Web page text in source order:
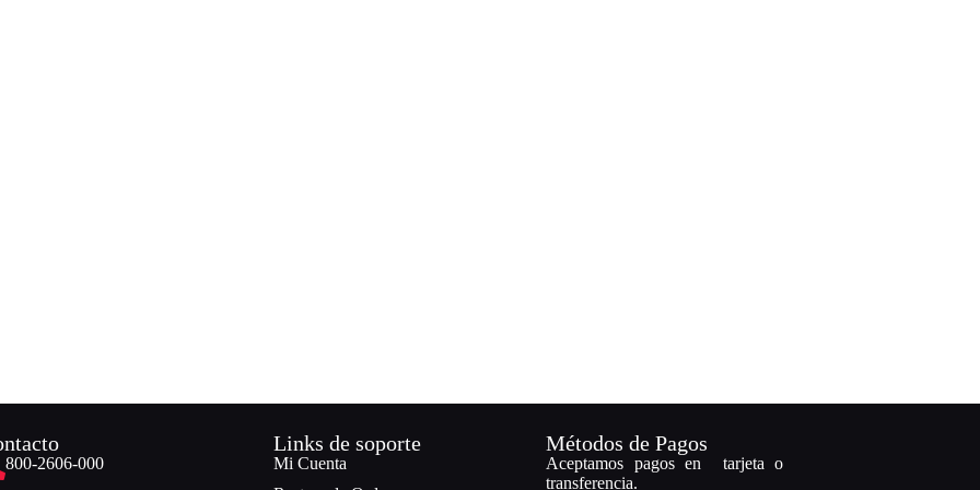
800-2606-000
Links de soporte
Mi Cuenta
Métodos de Pagos
Aceptamos pagos en tarjeta o
transferencia.